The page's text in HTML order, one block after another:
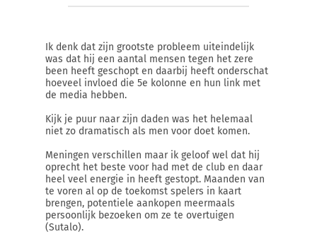
Ik denk dat zijn grootste probleem uiteindelijk
was dat hij een aantal mensen tegen het zere
been heeft geschopt en daarbij heeft onderschat
hoeveel invloed die 5e kolonne en hun link met
de media hebben.
Kijk je puur naar zijn daden was het helemaal
niet zo dramatisch als men voor doet komen.
Meningen verschillen maar ik geloof wel dat hij
oprecht het beste voor had met de club en daar
heel veel energie in heeft gestopt. Maanden van
te voren al op de toekomst spelers in kaart
brengen, potentiele aankopen meermaals
persoonlijk bezoeken om ze te overtuigen
(Sutalo).